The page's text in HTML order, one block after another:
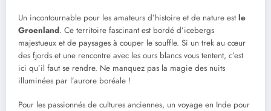
Un incontournable pour les amateurs d’histoire et de nature estle
Groenland. Ce territoire fascinant est bordé d’icebergs
majestueux et de paysages à couper le souffle. Si un trek au cœur
des fjords et une rencontre avec les ours blancs vous tentent, c’est
ici qu’il faut se rendre. Ne manquez pas la magie des nuits
illuminées par l’aurore boréale !
Pour les passionnés de cultures anciennes, un voyage en Inde pour